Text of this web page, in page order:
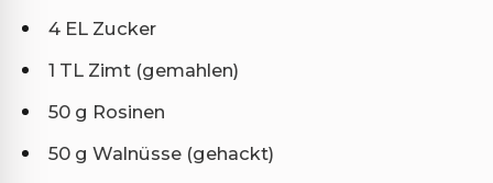
4 EL Zucker
1 TL Zimt (gemahlen)
50 g Rosinen
50 g Walnüsse (gehackt)